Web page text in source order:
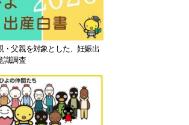
父親を対象とした、妊娠出
識調査